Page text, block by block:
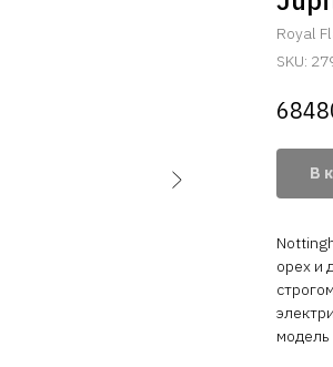
Royal
SKU:
В
орех и